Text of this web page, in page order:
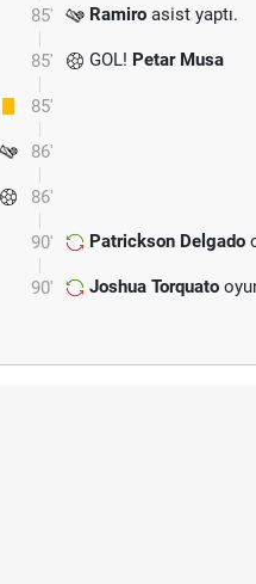
85' Ramiro asist yaptı.
85' GOL! Petar Musa
85'
86'
86'
90' Patrickson Delgado
90' Joshua Torquato